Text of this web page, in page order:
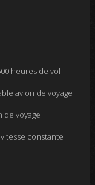
heures de vol
avion de voyage
de voyage
constante